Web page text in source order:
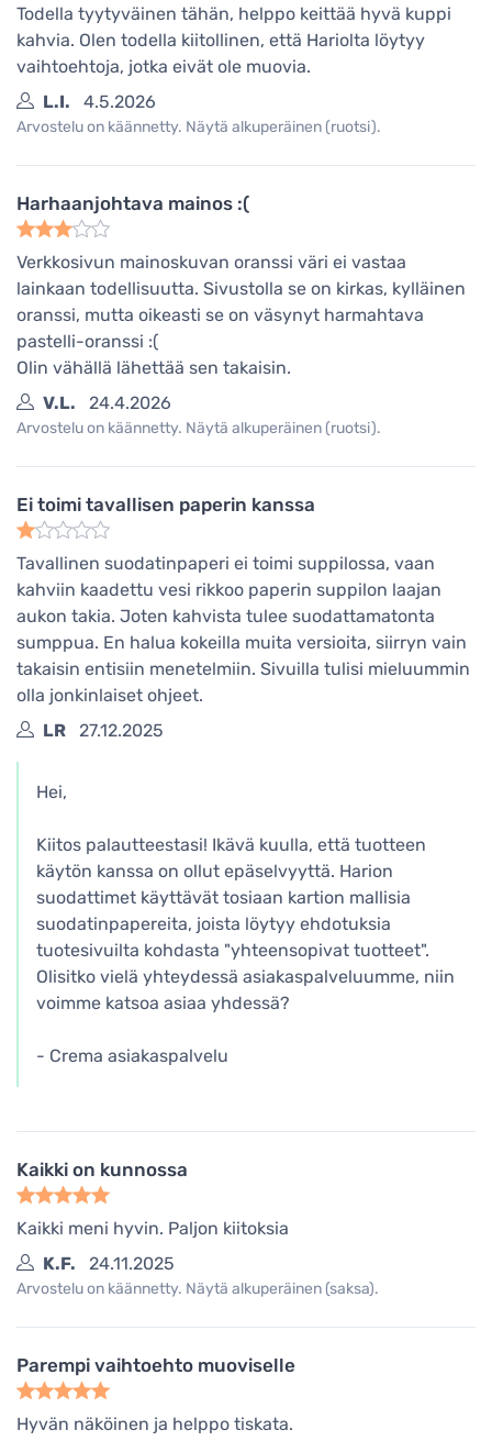
Todella tyytyväinen tähän, helppo keittää hyvä kuppi
kahvia. Olen todella kiitollinen, että Hariolta löytyy
vaihtoehtoja, jotka eivät ole muovia.
L.I.
4.5.2026
Arvostelu on käännetty. Näytä alkuperäinen (ruotsi).
Harhaanjohtava mainos :(
Verkkosivun mainoskuvan oranssi väri ei vastaa
lainkaan todellisuutta. Sivustolla se on kirkas, kylläinen
oranssi, mutta oikeasti se on väsynyt harmahtava
pastelli-oranssi :(
Olin vähällä lähettää sen takaisin.
V.L.
24.4.2026
Arvostelu on käännetty. Näytä alkuperäinen (ruotsi).
Ei toimi tavallisen paperin kanssa
Tavallinen suodatinpaperi ei toimi suppilossa, vaan
kahviin kaadettu vesi rikkoo paperin suppilon laajan
aukon takia. Joten kahvista tulee suodattamatonta
sumppua. En halua kokeilla muita versioita, siirryn vain
takaisin entisiin menetelmiin. Sivuilla tulisi mieluummin
olla jonkinlaiset ohjeet.
LR
27.12.2025
Hei,
Kiitos palautteestasi! Ikävä kuulla, että tuotteen
käytön kanssa on ollut epäselvyyttä. Harion
suodattimet käyttävät tosiaan kartion mallisia
suodatinpapereita, joista löytyy ehdotuksia
tuotesivuilta kohdasta "yhteensopivat tuotteet".
Olisitko vielä yhteydessä asiakaspalveluumme, niin
voimme katsoa asiaa yhdessä?
- Crema asiakaspalvelu
Kaikki on kunnossa
Kaikki meni hyvin. Paljon kiitoksia
K.F.
24.11.2025
Arvostelu on käännetty. Näytä alkuperäinen (saksa).
Parempi vaihtoehto muoviselle
Hyvän näköinen ja helppo tiskata.